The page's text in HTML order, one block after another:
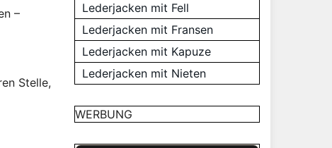
–
Stelle,
Lederjacken mit Fell
Lederjacken mit Fransen
Lederjacken mit Kapuze
Lederjacken mit Nieten
WERBUNG